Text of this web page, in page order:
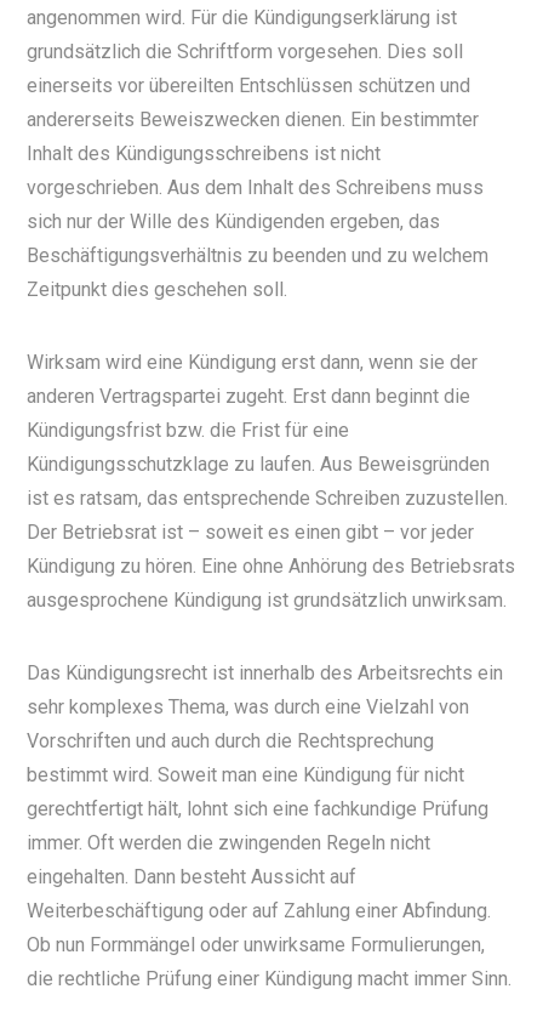
angenommen wird. Für die Kündigungserklärung ist
grundsätzlich die Schriftform vorgesehen. Dies soll
einerseits vor übereilten Entschlüssen schützen und
andererseits Beweiszwecken dienen. Ein bestimmter
Inhalt des Kündigungsschreibens ist nicht
vorgeschrieben. Aus dem Inhalt des Schreibens muss
sich nur der Wille des Kündigenden ergeben, das
Beschäftigungsverhältnis zu beenden und zu welchem
Zeitpunkt dies geschehen soll.
Wirksam wird eine Kündigung erst dann, wenn sie der
anderen Vertragspartei zugeht. Erst dann beginnt die
Kündigungsfrist bzw. die Frist für eine
Kündigungsschutzklage zu laufen. Aus Beweisgründen
ist es ratsam, das entsprechende Schreiben zuzustellen.
Der Betriebsrat ist – soweit es einen gibt – vor jeder
Kündigung zu hören. Eine ohne Anhörung des Betriebsrats
ausgesprochene Kündigung ist grundsätzlich unwirksam.
Das Kündigungsrecht ist innerhalb des Arbeitsrechts ein
sehr komplexes Thema, was durch eine Vielzahl von
Vorschriften und auch durch die Rechtsprechung
bestimmt wird. Soweit man eine Kündigung für nicht
gerechtfertigt hält, lohnt sich eine fachkundige Prüfung
immer. Oft werden die zwingenden Regeln nicht
eingehalten. Dann besteht Aussicht auf
Weiterbeschäftigung oder auf Zahlung einer Abfindung.
Ob nun Formmängel oder unwirksame Formulierungen,
die rechtliche Prüfung einer Kündigung macht immer Sinn.